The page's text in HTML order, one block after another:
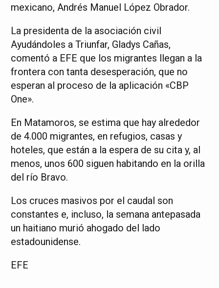
mexicano, Andrés Manuel López Obrador.
La presidenta de la asociación civil
Ayudándoles a Triunfar, Gladys Cañas,
comentó a EFE que los migrantes llegan a la
frontera con tanta desesperación, que no
esperan al proceso de la aplicación «CBP
One».
En Matamoros, se estima que hay alrededor
de 4.000 migrantes, en refugios, casas y
hoteles, que están a la espera de su cita y, al
menos, unos 600 siguen habitando en la orilla
del río Bravo.
Los cruces masivos por el caudal son
constantes e, incluso, la semana antepasada
un haitiano murió ahogado del lado
estadounidense.
EFE